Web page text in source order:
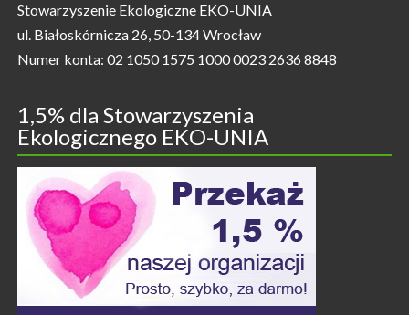
Stowarzyszenie Ekologiczne EKO-UNIA
ul. Białoskórnicza 26, 50-134 Wrocław
Numer konta: 02 1050 1575 1000 0023 2636 8848
1,5% dla Stowarzyszenia
Ekologicznego EKO-UNIA